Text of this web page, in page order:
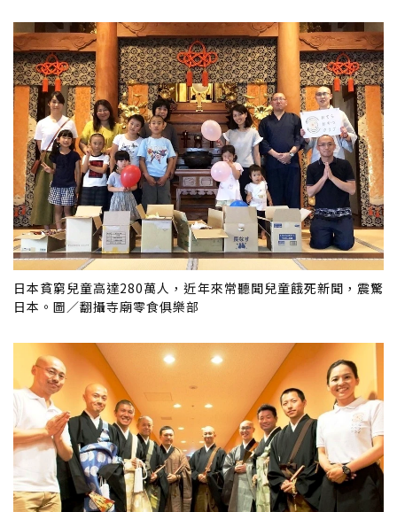
日本貧窮兒童高達280萬人，近年來常聽聞兒童餓死新聞，震驚
日本。圖／翻攝寺廟零食俱樂部